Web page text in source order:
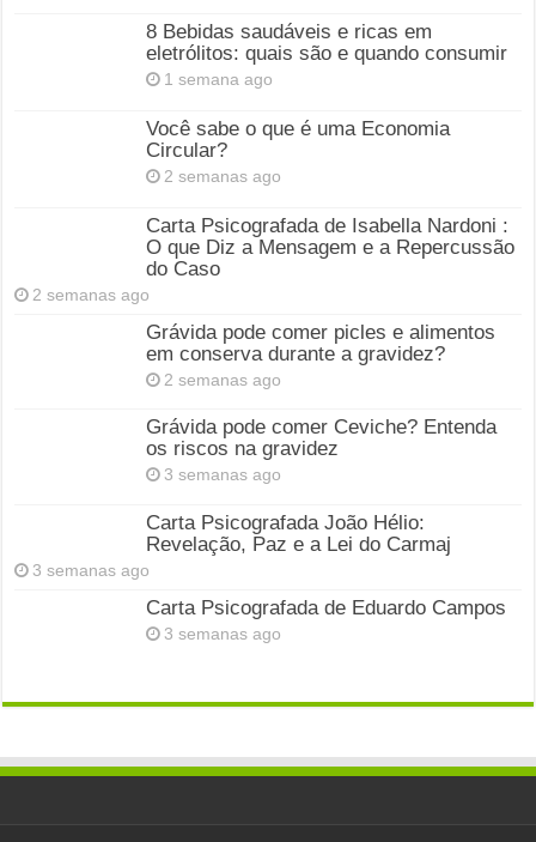
8 Bebidas saudáveis e ricas em
eletrólitos: quais são e quando consumir
1 semana ago
Você sabe o que é uma Economia
Circular?
2 semanas ago
Carta Psicografada de Isabella Nardoni :
O que Diz a Mensagem e a Repercussão
do Caso
2 semanas ago
Grávida pode comer picles e alimentos
em conserva durante a gravidez?
2 semanas ago
Grávida pode comer Ceviche? Entenda
os riscos na gravidez
3 semanas ago
Carta Psicografada João Hélio:
Revelação, Paz e a Lei do Carmaj
3 semanas ago
Carta Psicografada de Eduardo Campos
3 semanas ago